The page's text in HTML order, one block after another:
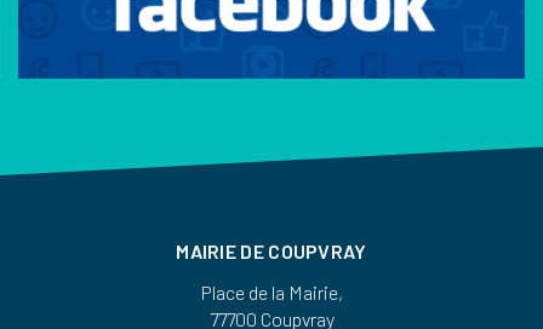
MAIRIE DE COUPVRAY
Place de la Mairie,
77700 Coupvray